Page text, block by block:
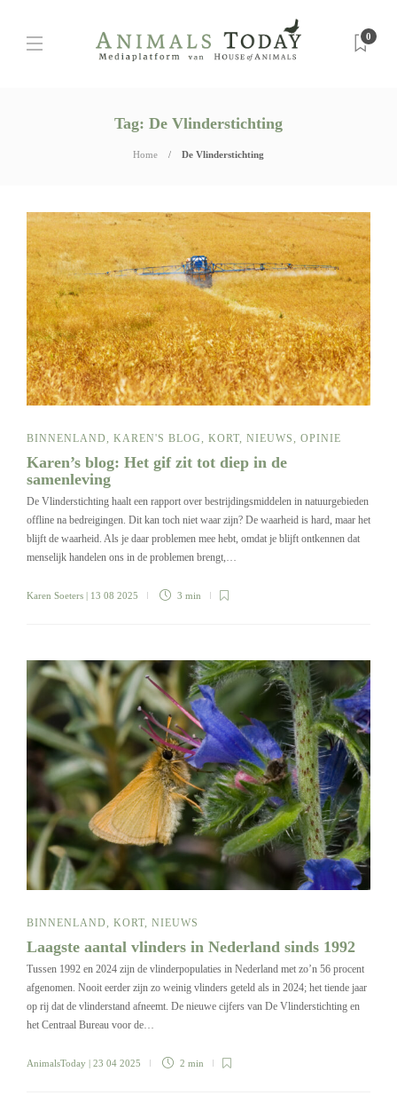
0
Tag: De Vlinderstichting
Home De Vlinderstichting
BINNENLAND, KAREN'S BLOG, KORT, NIEUWS, OPINIE
Karen’s blog: Het gif zit tot diep in de
samenleving
De Vlinderstichting haalt een rapport over bestrijdingsmiddelen in natuurgebieden
offline na bedreigingen. Dit kan toch niet waar zijn? De waarheid is hard, maar het
blijft de waarheid. Als je daar problemen mee hebt, omdat je blijft ontkennen dat
menselijk handelen ons in de problemen brengt,…
Karen Soeters | 13 08 2025 3 min
BINNENLAND KORT NIEUWS
Laagste aantal vlinders in Nederland sinds 1992
Tussen 1992 en 2024 zijn de vlinderpopulaties in Nederland met zo’n 56 procent
afgenomen. Nooit eerder zijn zo weinig vlinders geteld als in 2024; het tiende jaar
op rij dat de vlinderstand afneemt. De nieuwe cijfers van De Vlinderstichting en
het Centraal Bureau voor de…
AnimalsToday | 23 04 2025 2 min